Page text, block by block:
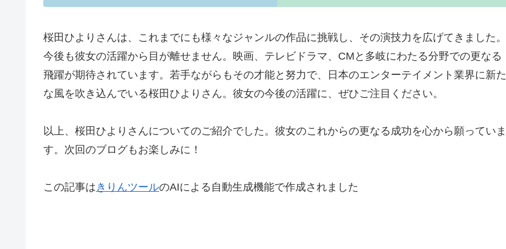
桜田ひよりさんは、これまでにも様々なジャンルの作品に挑戦し、その演技力を広げてきました。
今後も彼女の活躍から目が離せません。映画、テレビドラマ、CMと多岐にわたる分野での更なる
飛躍が期待されています。若手ながらもその才能と努力で、日本のエンターテイメント業界に新た
な風を吹き込んでいる桜田ひよりさん。彼女の今後の活躍に、ぜひご注目ください。
以上、桜田ひよりさんについてのご紹介でした。彼女のこれからの更なる成功を心から願っていま
す。次回のブログもお楽しみに！
この記事はきりんツールのAIによる自動生成機能で作成されました